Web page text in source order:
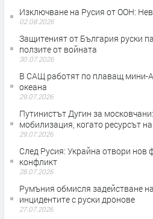
Изключване на Русия от ООН:
02.08.2026
Защитеният от България руски
ползите от войната
30.07.2026
В САЩ работят по плаващ мини-
океана
29.07.2026
Путинистът Дугин за
мобилизация, когато ресурсът
29.07.2026
След Русия: Украйна отвори нов
конфликт
28.07.2026
Румъния обмисля задействане
инцидентите с руски дронове
27.07.2026